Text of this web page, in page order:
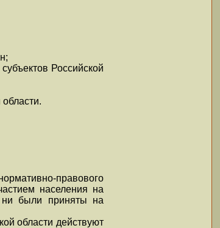
Российской
правового
населения на
ни были приняты на
области действуют